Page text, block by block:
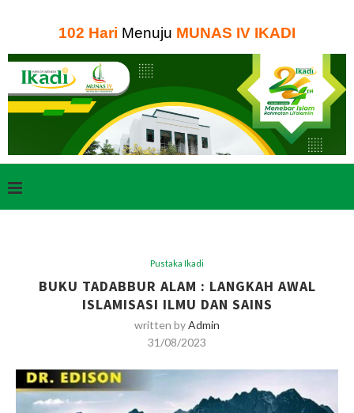
102 Hari Menuju MUNAS IV IKADI
Pustaka Ikadi
BUKU TADABBUR ALAM : LANGKAH AWAL
ISLAMISASI ILMU DAN SAINS
written byAdmin
31/08/2023